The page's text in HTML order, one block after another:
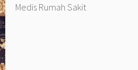
Medis Rumah Sakit